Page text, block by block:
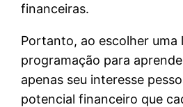
financeiras.
Portanto, ao escolher uma
programação para
apenas seu interesse
potencial financeiro que